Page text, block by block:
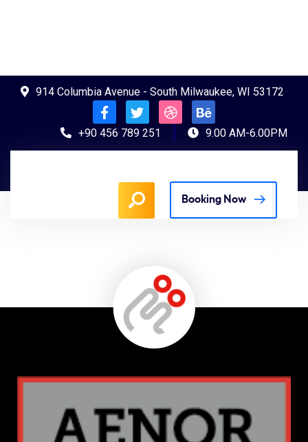
914 Columbia Avenue - South Milwaukee, WI 53172
+90 456 789 251 9.00 AM-6.00PM
Booking Now